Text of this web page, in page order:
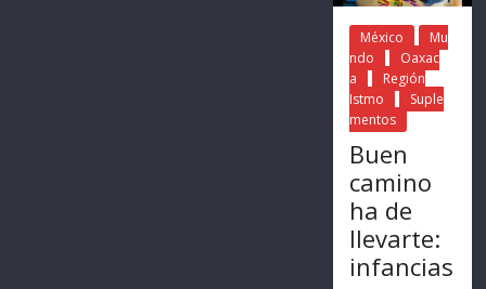
México
Mu
ndo
Oaxac
a
Región
Istmo
Suple
mentos
Buen
camino
ha de
llevarte:
infancias